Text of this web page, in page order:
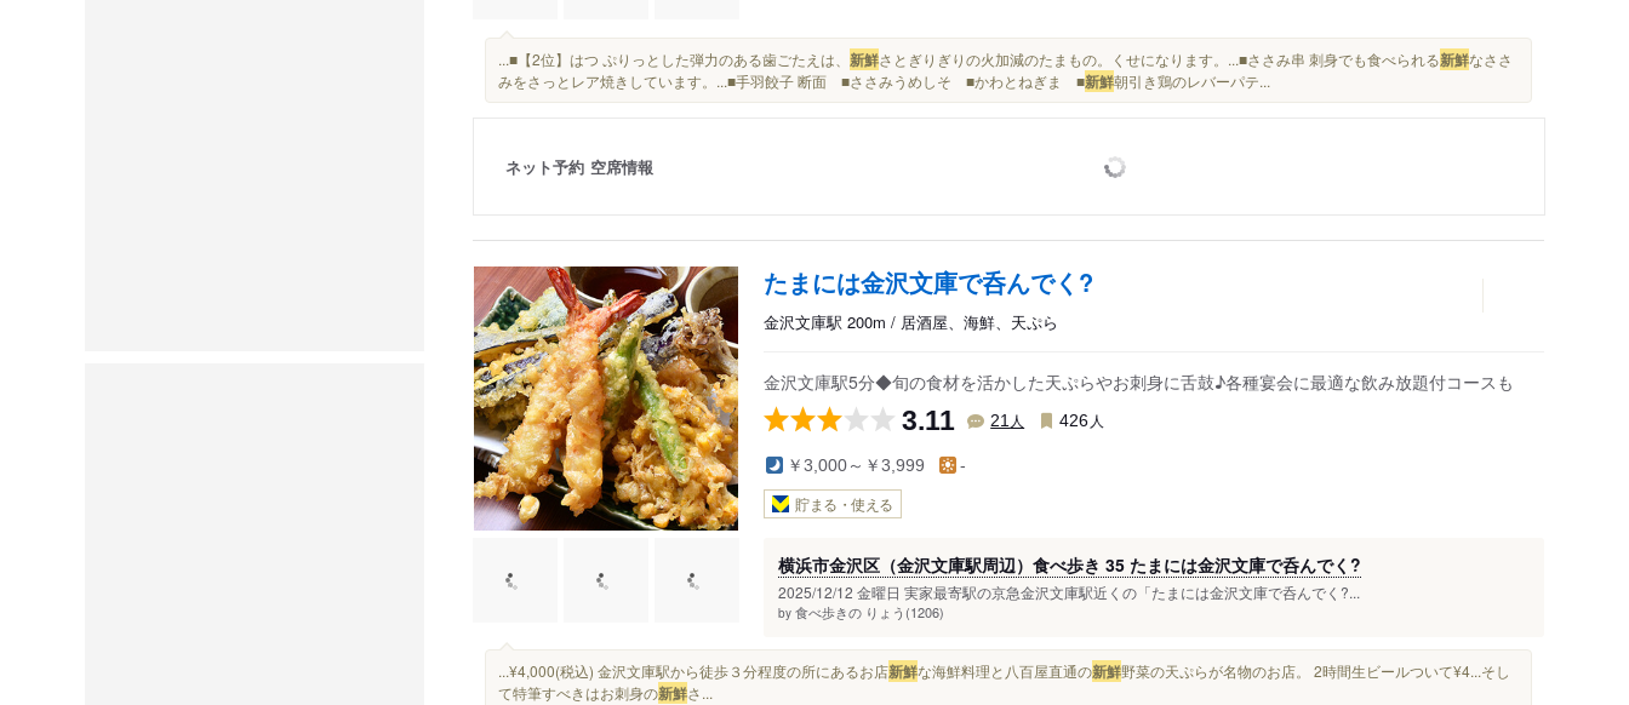
...■【2位】はつ ぷりっとした弾力のある歯ごたえは、 新鮮さとぎりぎりの火加減のたまもの。くせになります。...■ささみ串 刺身でも食べられる新鮮なささ
みをさっとレア焼きしています。...■手羽餃子 断面 ■ささみうめしそ ■かわとねぎま ■新鮮朝引き鶏のレバーパテ...
ネット予約 空席情報
たまには金沢文庫で呑んでく?
金沢文庫駅 200m / 居酒屋、海鮮、天ぷら
金沢文庫駅5分◆旬の食材を活かした天ぷらやお刺身に舌鼓♪各種宴会に最適な飲み放題付コースも
3.11 21 人 426 人
￥3,000～￥3,999 -
貯まる・使える
横浜市金沢区（金沢文庫駅周辺）食べ歩き 35 たまには金沢文庫で呑んでく?
2025/12/12 金曜日 実家最寄駅の京急金沢文庫駅近くの「たまには金沢文庫で呑んでく?...
by 食べ歩きの りょう(1206)
...¥4,000(税込) 金沢文庫駅から徒歩３分程度の所にあるお店新鮮な海鮮料理と八百屋直通の新鮮野菜の天ぷらが名物のお店。 2時間生ビールついて¥4...そし
て特筆すべきはお刺身の新鮮さ...